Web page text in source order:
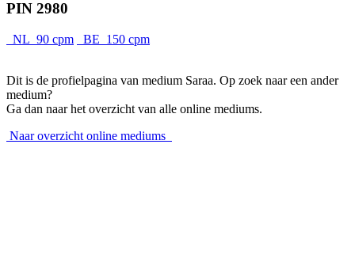
PIN 2980
NL 90 cpm BE 150 cpm
Dit is de profielpagina van medium Saraa. Op zoek naar een ander
medium?
Ga dan naar het overzicht van alle online mediums.
Naar overzicht online mediums